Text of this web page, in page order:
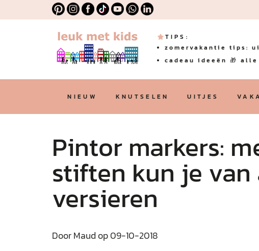
TIPS:
zomervakantie tips:
cadeau ideeën 🎁
NIEUW KNUTSELEN UITJES
Pintor markers:
stiften kun je van
versieren
Door Maud op 09-10-2018